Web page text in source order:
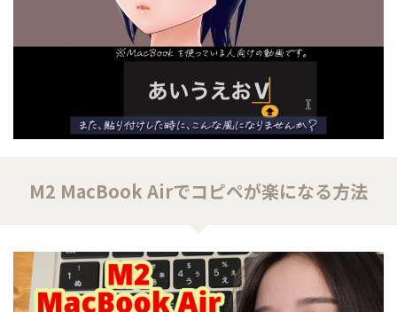
M2 MacBook Airでコピペが楽になる方法